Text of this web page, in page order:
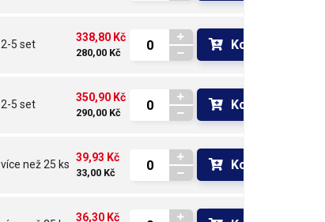
2-5 set
338,80 Kč
280,00 Kč
Koupit
2-5 set
350,90 Kč
290,00 Kč
Koupit
více než 25 ks
39,93 Kč
33,00 Kč
Koupit
36,30 Kč